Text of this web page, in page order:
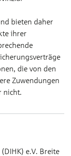
bieten daher
ihrer
die von den
Zuwendungen
nicht.
e.V. Breite